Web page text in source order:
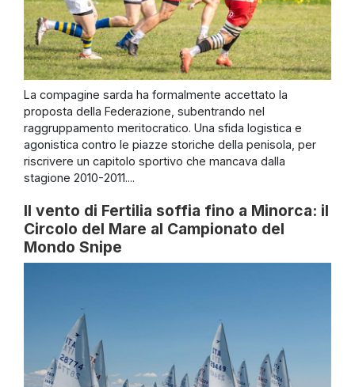
La compagine sarda ha formalmente accettato la
proposta della Federazione, subentrando nel
raggruppamento meritocratico. Una sfida logistica e
agonistica contro le piazze storiche della penisola, per
riscrivere un capitolo sportivo che mancava dalla
stagione 2010-2011....
Il vento di Fertilia soffia fino a Minorca: il
Circolo del Mare al Campionato del
Mondo Snipe